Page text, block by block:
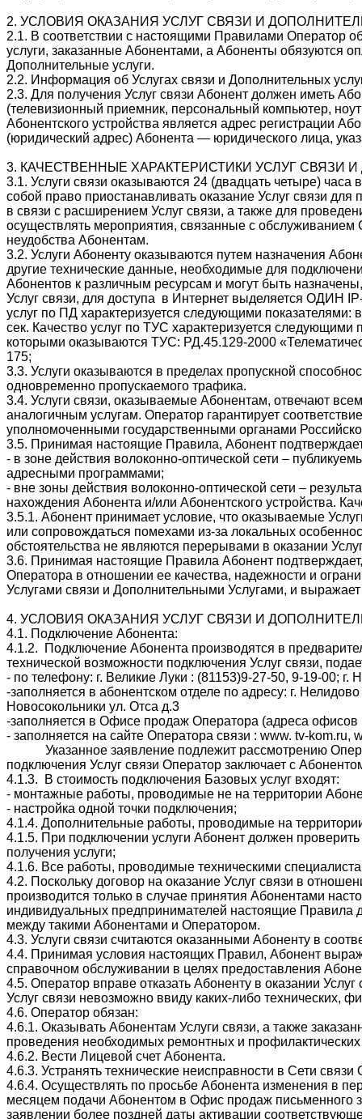
2. УСЛОВИЯ ОКАЗАНИЯ УСЛУГ СВЯЗИ И
2.1. В соответствии с настоящими Правилами Оператор
услуги, заказанные Абонентами, а Абоненты обязуются
Дополнительные услуги.
2.2. Информация об Услугах связи и Дополнительных
2.3. Для получения Услуг связи Абонент должен иметь
(телевизионный приемник, персональный компьютер,
Абонентского устройства является адрес регистрации
(юридический адрес) Абонента — юридического лица,
3. КАЧЕСТВЕННЫЕ ХАРАКТЕРИСТИКИ УСЛУГ СВЯЗИ
3.1. Услуги связи оказываются 24 (двадцать четыре) часа
собой право приостанавливать оказание Услуг связи
в связи с расширением Услуг связи, а также для
осуществлять мероприятия, связанные с
неудобства Абонентам.
3.2. Услуги Абоненту оказываются путем назначения
другие технические данные, необходимые для
Абонентов к различным ресурсам и могут быть
Услуг связи, для доступа в Интернет выделяется ОДИН
услуг по ПД характеризуется следующими
сек. Качество услуг по ТУС характеризуется
которыми оказываются ТУС: РД.45.129-2000
175;
3.3. Услуги оказываются в пределах пропускной
одновременно пропускаемого трафика.
3.4. Услуги связи, оказываемые Абонентам, отвечают
аналогичным услугам. Оператор гарантирует
уполномоченными государственными органами
3.5. Принимая настоящие Правила, Абонент
- в зоне действия волоконно-оптической сети –
адресными программами;
- вне зоны действия волоконно-оптической сети –
нахождения Абонента и/или Абонентского устройства.
3.5.1. Абонент принимает условие, что оказываемые
или сопровождаться помехами из-за локальных
обстоятельства не являются перерывами в оказании
3.6. Принимая настоящие Правила Абонент
Оператора в отношении ее качества, надежности и
Услугами связи и Дополнительными Услугами, и
4. УСЛОВИЯ ОКАЗАНИЯ УСЛУГ СВЯЗИ И
4.1. Подключение Абонента:
4.1.2. Подключение Абонента производятся в
технической возможности подключения Услуг связи,
- по телефону: г. Великие Луки : (81153)9-27-50, 9-19-00;
-заполняется в абонентском отделе по адресу: г.
Новосокольники ул. Отса д.3
-заполняется в Офисе продаж Оператора (адреса
- заполняется на сайте Оператора связи : www. tv-kom.ru,
Указанное заявление подлежит рассмотрению
подключения Услуг связи Оператор заключает с
4.1.3. В стоимость подключения Базовых услуг входят:
- монтажные работы, проводимые не на территории
- настройка одной точки подключения;
4.1.4. Дополнительные работы, проводимые на
4.1.5. При подключении услуги Абонент должен
получения услуги;
4.1.6. Все работы, проводимые техническими
4.2. Поскольку договор на оказание Услуг связи в
производится только в случае принятия Абонентами
индивидуальных предпринимателей настоящие Правила
между такими Абонентами и Оператором.
4.3. Услуги связи считаются оказанными Абоненту в
4.4. Принимая условия настоящих Правил, Абонент
справочном обслуживании в целях предоставления
4.5. Оператор вправе отказать Абоненту в оказании
Услуг связи невозможно ввиду каких-либо технических,
4.6. Оператор обязан:
4.6.1. Оказывать Абонентам Услуги связи, а также
проведения необходимых ремонтных и профилактических
4.6.2. Вести Лицевой счет Абонента.
4.6.3. Устранять технические неисправности в Сети
4.6.4. Осуществлять по просьбе Абонента изменения в
месяцем подачи Абонентом в Офис продаж письменного
заявлении более поздней даты активации